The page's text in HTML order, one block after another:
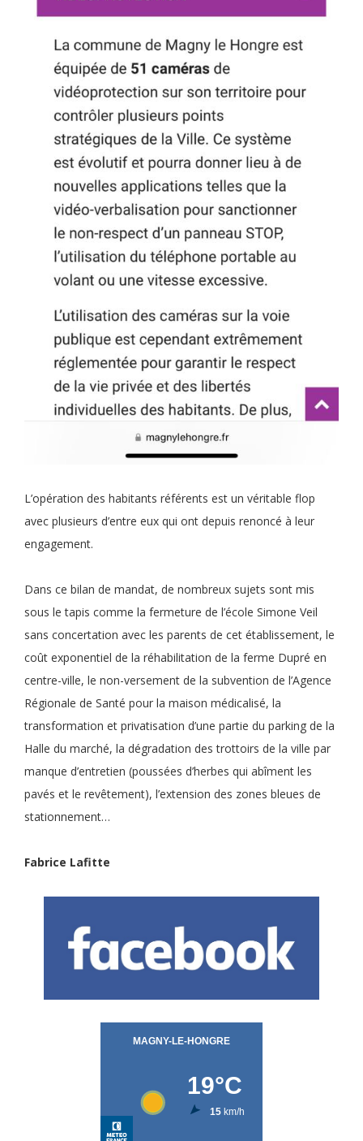
L’opération des habitants référents est un véritable flop
avec plusieurs d’entre eux qui ont depuis renoncé à leur
engagement.
Dans ce bilan de mandat, de nombreux sujets sont mis
sous le tapis comme la fermeture de l’école Simone Veil
sans concertation avec les parents de cet établissement, le
coût exponentiel de la réhabilitation de la ferme Dupré en
centre-ville, le non-versement de la subvention de l’Agence
Régionale de Santé pour la maison médicalisé, la
transformation et privatisation d’une partie du parking de la
Halle du marché, la dégradation des trottoirs de la ville par
manque d’entretien (poussées d’herbes qui abîment les
pavés et le revêtement), l’extension des zones bleues de
stationnement…
Fabrice Lafitte